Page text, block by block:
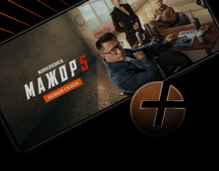
Интересную мысль написал один из зрителей,
сказав, что здесь мы встречаем несколько
жанров. Сначала я тоже подумал, что тут
мешанина из жанров, но потом.… Потом я всё
чётче и чётче начал замечать паттерны. Вот
какие главные моменты мы находим в фильме?
Сцены орального секса, полностью
обнажённые тела, тема блогерства, вернее,
Vlog, философские размышления мужчин в
отрыве от остального фильма (сюжета),
отношения мужчины и женщины, одиночество
и сексуальность. Из всего это я отчётливо вижу
одну очень важную тему: сатира на
современное общество. Сатира, ядром
которого является критика современного
общества и в частности те требования,
которые общество предъявляет женщинам. Мы